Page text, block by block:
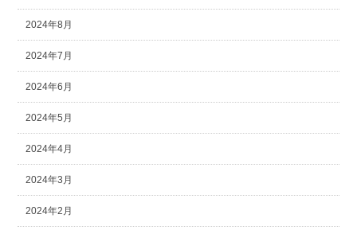
2024年8月
2024年7月
2024年6月
2024年5月
2024年4月
2024年3月
2024年2月